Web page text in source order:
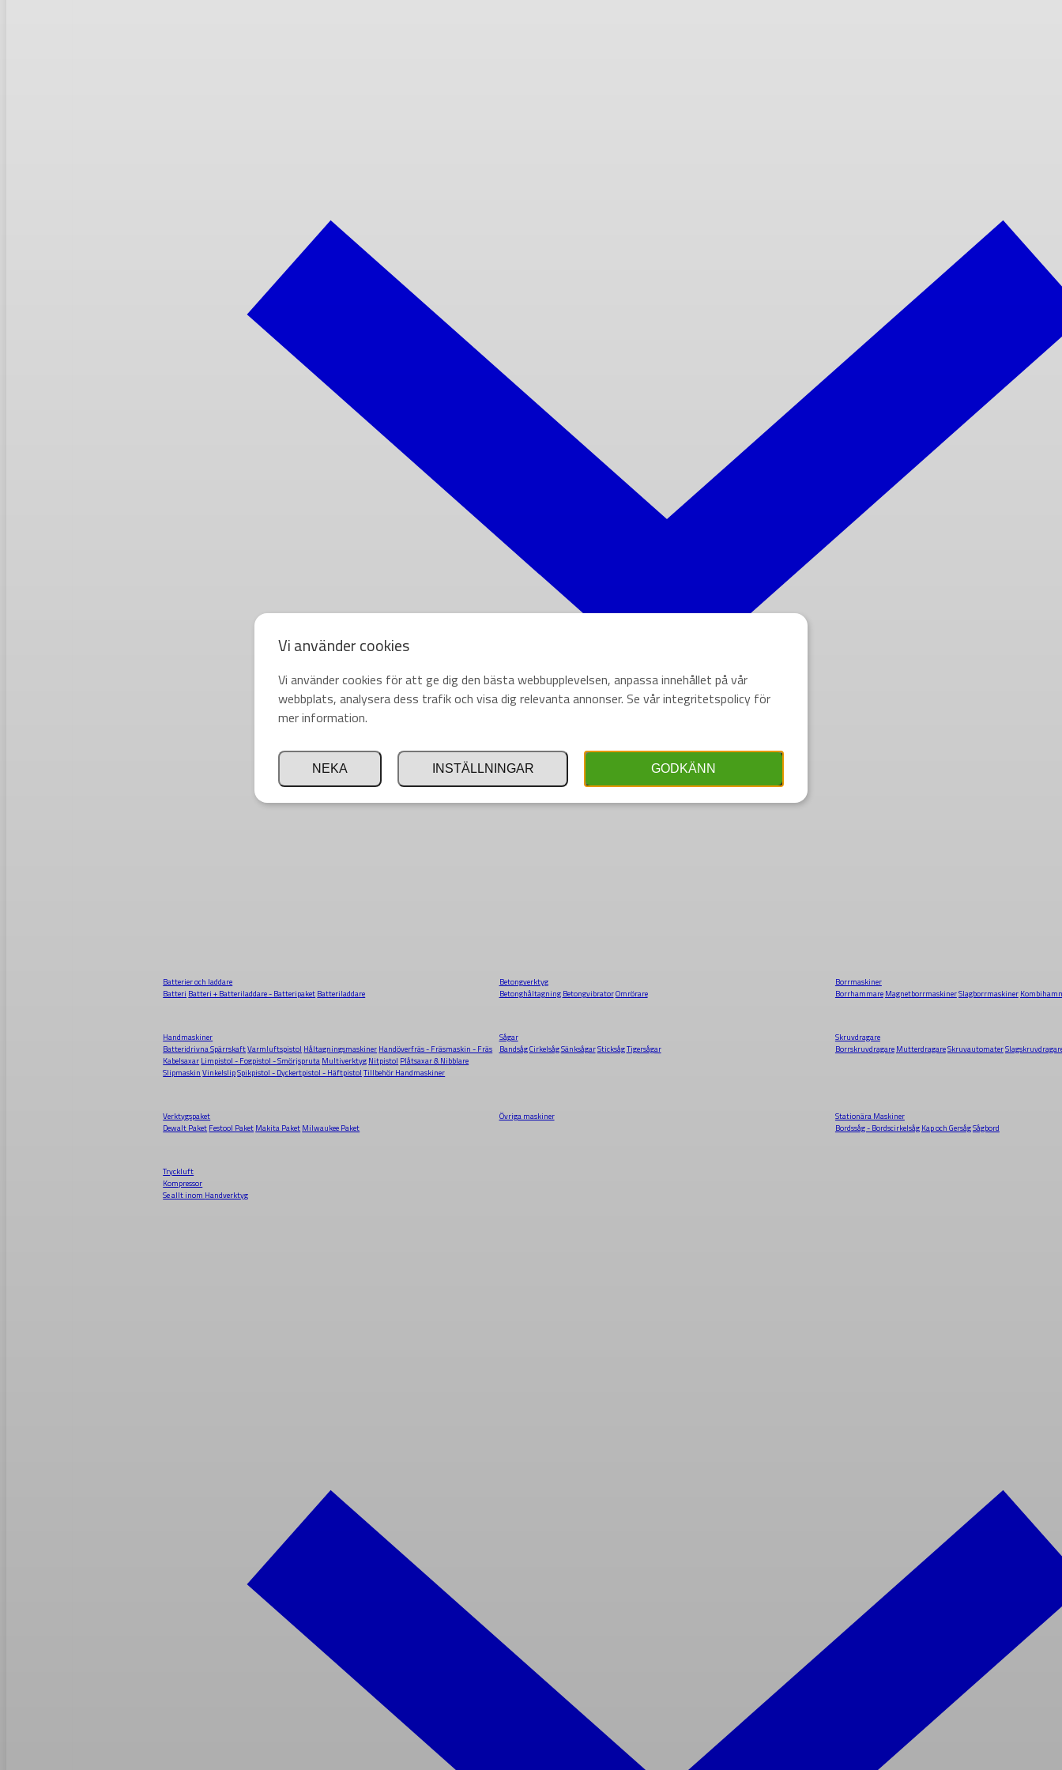
Batterier och laddare
Batteri Batteri + Batteriladdare - Batteripaket Batteriladdare
Betongverktyg
Betonghåltagning BetongvibratorOmrörare
Borrmaskiner
Borrhammare MagnetborrmaskinerSlagborrmaskiner
Handmaskiner
Batteridrivna SpärrskaftVarmluftspistol Håltagningsmaskiner Handöverfräs - Fräsmaskin - Fräs
Kabelsaxar Limpistol - Fogpistol - Smörjspruta Multiverktyg Nitpistol Plåtsaxar & Nibblare
Slipmaskin VinkelslipSpikpistol - Dyckertpistol - Häftpistol Tillbehör Handmaskiner
Sågar
BandsågCirkelsågSänksågarSticksågTigersågar
Skruvdragare
Borrskruvdragare MutterdragareSkruvautomater
Verktygspaket
Dewalt Paket Festool Paket Makita Paket Milwaukee Paket
Övriga maskiner
Stationära Maskiner
Bordssåg - Bordscirkelsåg Kap och GersågSågbord
Tryckluft
Kompressor
Se allt inom Handverktyg
Vi använder cookies
Vi använder cookies för att ge dig den bästa webbupplevelsen, anpassa innehållet på vår
webbplats, analysera dess trafik och visa dig relevanta annonser. Se vår integritetspolicy för
mer information.
GODKÄNN
INSTÄLLNINGAR
NEKA